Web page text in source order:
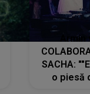
SACHA:
o piesă